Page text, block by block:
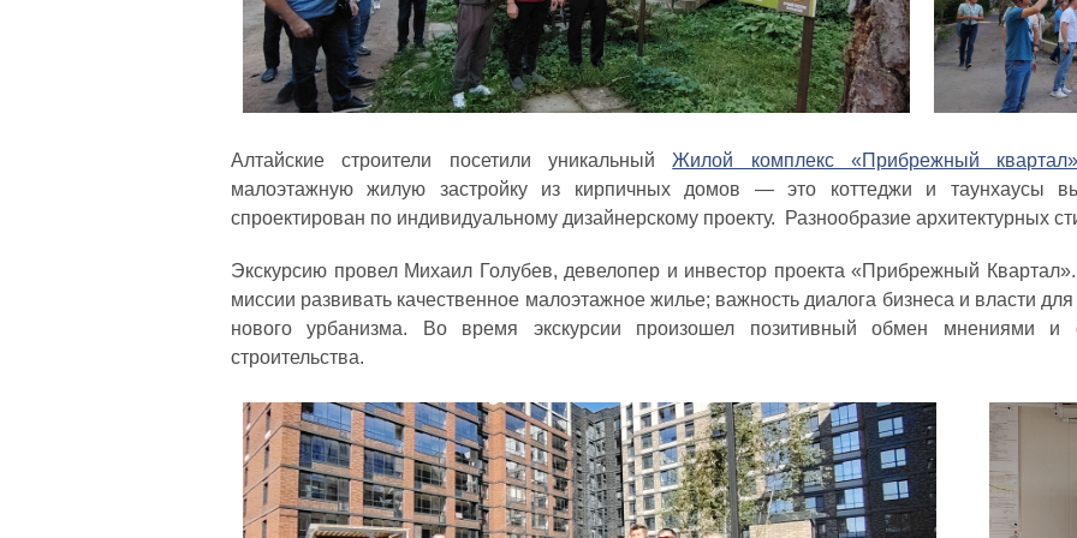
Алтайские строители посетили уникальныйЖилой комплекс «Прибрежный
малоэтажную жилую застройку из кирпичных домов — это коттеджи и таунхаусы
спроектирован по индивидуальному дизайнерскому проекту. Разнообразие архитектурных
Экскурсию провел Михаил Голубев, девелопер и инвестор проекта «Прибрежный
миссии развивать качественное малоэтажное жилье; важность диалога бизнеса и власти
нового урбанизма. Во время экскурсии произошел позитивный обмен мнениями
строительства.